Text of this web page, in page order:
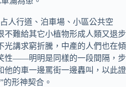
行道、泊車場、小區公共空
不難給其它小植物形成人類又退步
光講求窮折騰，中產的人們也在傾
性——明明是同樣的一段間隔，步
他的車一邊罵街一邊轟叫，以此證
的形神契合。